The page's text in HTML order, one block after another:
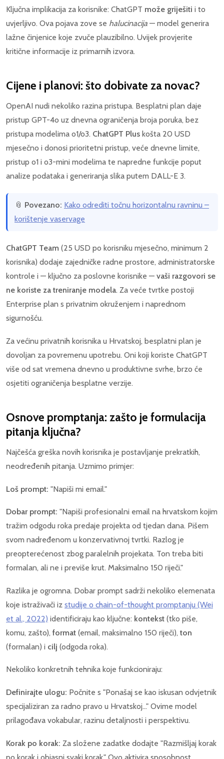
Ključna implikacija za korisnike: ChatGPT može griješiti i to
uvjerljivo. Ova pojava zove se halucinacija — model generira
lažne činjenice koje zvuče plauzibilno. Uvijek provjerite
kritične informacije iz primarnih izvora.
Cijene i planovi: što dobivate za novac?
OpenAI nudi nekoliko razina pristupa. Besplatni plan daje
pristup GPT-4o uz dnevna ograničenja broja poruka, bez
pristupa modelima o1/o3. ChatGPT Plus košta 20 USD
mjesečno i donosi prioritetni pristup, veće dnevne limite,
pristup o1 i o3-mini modelima te napredne funkcije poput
analize podataka i generiranja slika putem DALL-E 3.
📎 Povezano: Kako odrediti točnu horizontalnu ravninu –
korištenje vaservage
ChatGPT Team (25 USD po korisniku mjesečno, minimum 2
korisnika) dodaje zajedničke radne prostore, administratorske
kontrole i — ključno za poslovne korisnike — vaši razgovori se
ne koriste za treniranje modela. Za veće tvrtke postoji
Enterprise plan s privatnim okruženjem i naprednom
sigurnošću.
Za većinu privatnih korisnika u Hrvatskoj, besplatni plan je
dovoljan za povremenu upotrebu. Oni koji koriste ChatGPT
više od sat vremena dnevno u produktivne svrhe, brzo će
osjetiti ograničenja besplatne verzije.
Osnove promptanja: zašto je formulacija
pitanja ključna?
Najčešća greška novih korisnika je postavljanje prekratkih,
neodređenih pitanja. Uzmimo primjer:
Loš prompt: "Napiši mi email."
Dobar prompt: "Napiši profesionalni email na hrvatskom kojim
tražim odgodu roka predaje projekta od tjedan dana. Pišem
svom nadređenom u konzervativnoj tvrtki. Razlog je
preopterećenost zbog paralelnih projekata. Ton treba biti
formalan, ali ne i previše krut. Maksimalno 150 riječi."
Razlika je ogromna. Dobar prompt sadrži nekoliko elemenata
koje istraživači iz studije o chain-of-thought promptanju (Wei
et al., 2022) identificiraju kao ključne: kontekst (tko piše,
komu, zašto), format (email, maksimalno 150 riječi), ton
(formalan) i cilj (odgoda roka).
Nekoliko konkretnih tehnika koje funkcioniraju:
Definirajte ulogu: Počnite s "Ponašaj se kao iskusan odvjetnik
specijaliziran za radno pravo u Hrvatskoj..." Ovime model
prilagođava vokabular, razinu detaljnosti i perspektivu.
Korak po korak: Za složene zadatke dodajte "Razmišljaj korak
po korak i objasni svaki korak." Ovo aktivira sposobnost